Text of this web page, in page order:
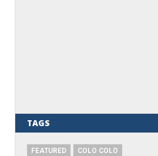
TAGS
FEATURED
COLO COLO